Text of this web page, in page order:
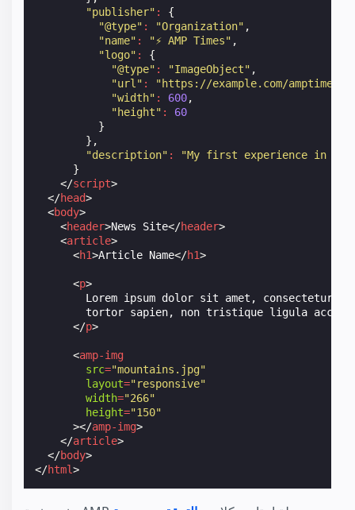
"publisher" :
{
"@type" : "Organization" ,
"name" : "⚡ AMP Times" ,
"logo" :
{
"@type" : "ImageObject" ,
"url" :
"https://example.com/
"width" : 600,
"height" :
60
}
},
"description" :
"My first experience in an
}
</script>
</head>
<body>
<header>News Site</header>
<article>
<h1>Article Name</h1>
<p>
Lorem ipsum dolor sit amet, consectetur
tortor sapien, non tristique ligula
</p>
<amp-img
src="mountains.jpg"
layout="responsive"
width="266"
height="150"
></amp-img>
</article>
</body>
</html>